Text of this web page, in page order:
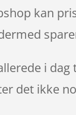
kan
i
det ikke